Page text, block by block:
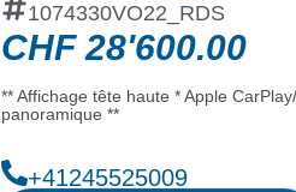
1074330VO22_RDS
CHF28'600.00
** Affichage tête haute * Apple
panoramique **
+41245525009